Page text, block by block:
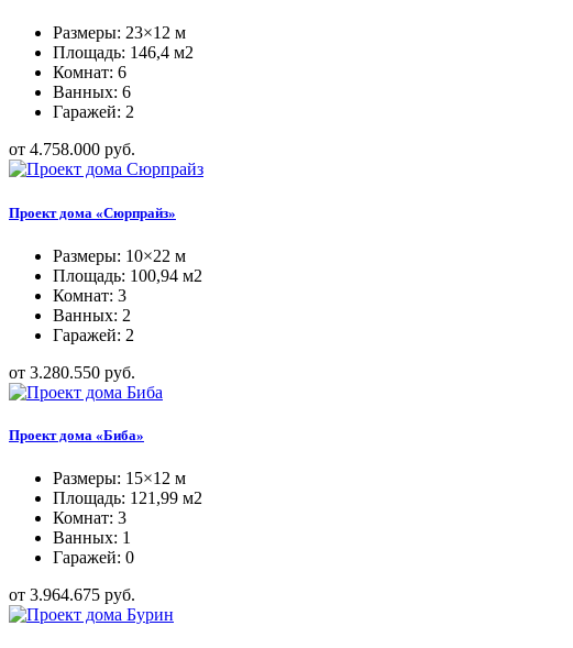
Размеры: 23×12 м
Площадь: 146,4 м2
Комнат: 6
Ванных: 6
Гаражей: 2
от 4.758.000 руб.
Проект дома «Сюрпрайз»
Размеры: 10×22 м
Площадь: 100,94 м2
Комнат: 3
Ванных: 2
Гаражей: 2
от 3.280.550 руб.
Проект дома «Биба»
Размеры: 15×12 м
Площадь: 121,99 м2
Комнат: 3
Ванных: 1
Гаражей: 0
от 3.964.675 руб.